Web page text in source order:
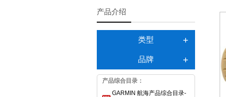
产品介绍
类型
品牌
产品综合目录：
GARMIN 航海产品综合目录-